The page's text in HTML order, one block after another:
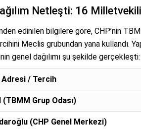
Netleşti: 16
edinilen bilgilere göre, CHP’nin
Meclis grubundan yana kullandı.
genel dağılımı şu şekilde gerçekleşti:
Adresi / Tercih
Grup Odası)
(CHP Genel Merkezi)